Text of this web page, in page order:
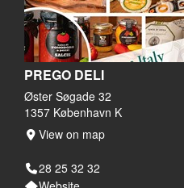
PREGO DELI
Øster Søgade 32
1357 København K
View on map
28 25 32 32